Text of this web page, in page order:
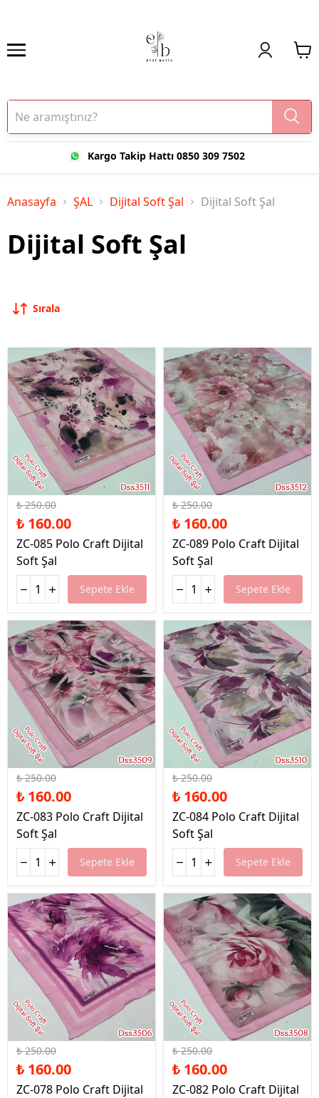
Kargo Takip Hattı 0850 309 7502
Anasayfa ŞAL Dijital Soft Şal Dijital Soft Şal
Dijital Soft Şal
Sırala
%36 İndirim
₺ 250.00
₺ 160.00
ZC-085 Polo Craft Dijital
Soft Şal
Sepete Ekle
%36 İndirim
₺ 250.00
₺ 160.00
ZC-089 Polo Craft Dijital
Soft Şal
Sepete Ekle
%36 İndirim
₺ 250.00
₺ 160.00
ZC-083 Polo Craft Dijital
Soft Şal
Sepete Ekle
%36 İndirim
₺ 250.00
₺ 160.00
ZC-084 Polo Craft Dijital
Soft Şal
Sepete Ekle
%36 İndirim
₺ 250.00
₺ 160.00
ZC-078 Polo Craft Dijital
%36 İndirim
₺ 250.00
₺ 160.00
ZC-082 Polo Craft Dijital